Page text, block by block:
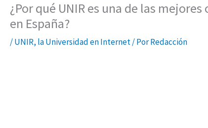
¿Por qué UNIR es una de las
en España?
/UNIR, la Universidad en Internet/ PorRedacción